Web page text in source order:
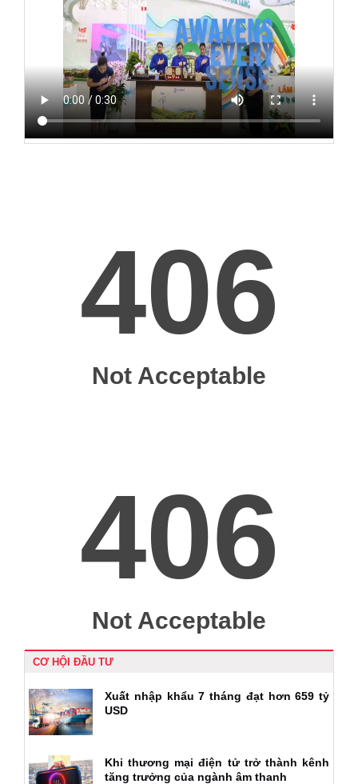
CƠ HỘI ĐẦU TƯ
Xuất nhập khẩu 7 tháng đạt hơn 659 tỷ
USD
Khi thương mại điện tử trở thành kênh
tăng trưởng của ngành âm thanh